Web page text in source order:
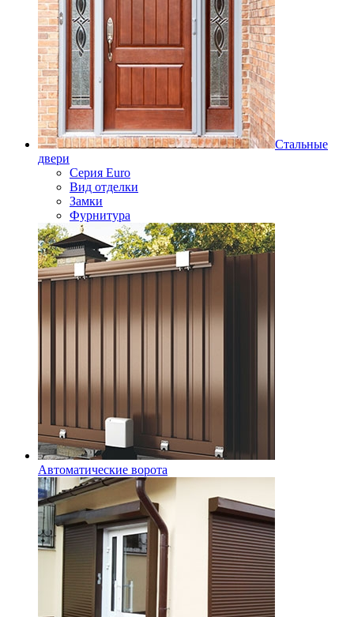
Стальные
двери
Серия Euro
Вид отделки
Замки
Фурнитура
Автоматические ворота